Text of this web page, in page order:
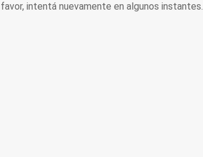
intentá nuevamente en algunos instantes.